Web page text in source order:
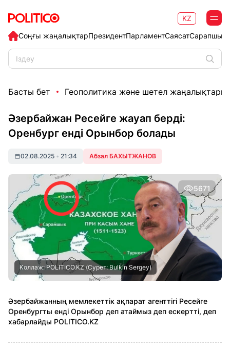
Соңғы жаңалықтарПрезидентПарламентСаясат
KZ
Басты бет Геополитика және шетел жаңалықтары
Әзербайжан Ресейге жауап берді:
Оренбург енді Орынбор болады
02.08.2025 • 21:34 Абзал БАХЫТЖАНОВ
5671
Коллаж: POLITICO.KZ (Сурет: Bulkin Sergey)
Әзербайжанның мемлекеттік ақпарат агенттігі Ресейге
Оренбургты енді Орынбор деп атаймыз деп ескертті, деп
хабарлайды POLITICO.KZ